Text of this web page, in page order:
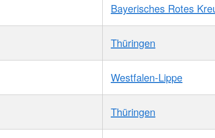
Bayerisches Rotes
Thüringen
Westfalen-Lippe
Thüringen